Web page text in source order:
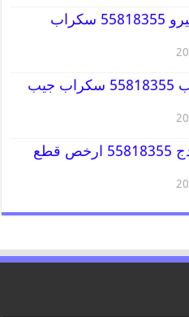
قطع غيار باجيرو 55818355 سكراب
قطع غيار جيب 55818355 سكراب جيب
قطع غيار دودج 55818355 ارخص قطع